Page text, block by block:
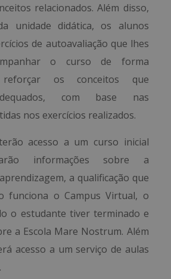
relacionados. Além disso,
unidade didática, os alunos
de autoavaliação que lhes
o curso de forma
os conceitos que
com base nas
nos exercícios realizados.
acesso a um curso inicial
informações sobre a
a qualificação que
funciona o Campus Virtual, o
o estudante tiver terminado e
a Escola Mare Nostrum. Além
acesso a um serviço de aulas